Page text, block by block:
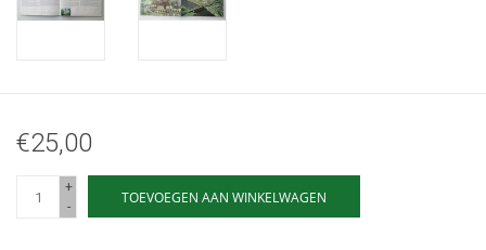
€25,00
+
-
TOEVOEGEN AAN WINKELWAGEN